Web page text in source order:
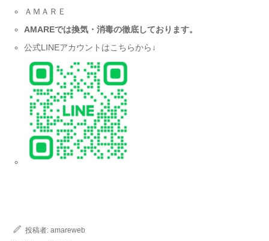
ＡＭＡＲＥ
AMAREでは換気・消毒の徹底しております。
公式LINEアカウントはこちらから↓
投稿者: amareweb